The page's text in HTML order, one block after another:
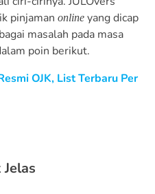
pinjaman online yang dicap
masalah pada masa
poin berikut.
OJK, List Terbaru Per